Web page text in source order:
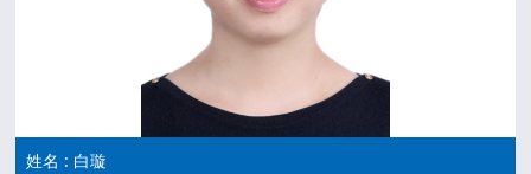
姓名 : 白璇